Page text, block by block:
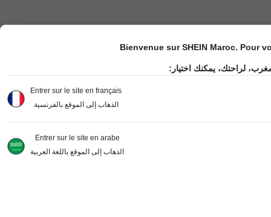
Bienvenue sur SHEIN Maroc. Pour
لراحتك، يمكنك اختيار:
Entrer sur le site en français
الذهاب إلى الموقع بالفرنسية
Entrer sur le site en arabe
الذهاب إلى الموقع باللغة العربية